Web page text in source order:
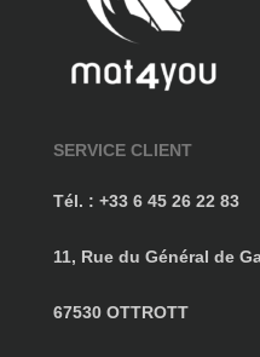
SERVICE CLIENT
Tél. : +33 6 45 26 22 83
11, Rue du Général de
67530 OTTROTT